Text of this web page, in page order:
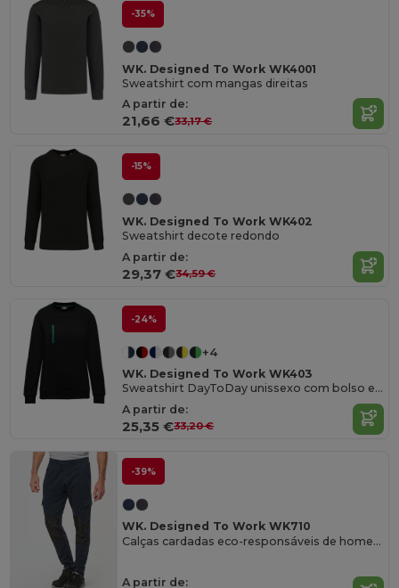
-35%
WK. Designed To Work WK4001
Sweatshirt com mangas direitas
A partir de:
21,66 €33,17 €
-15%
WK. Designed To Work WK402
Sweatshirt decote redondo
A partir de:
29,37 €34,59 €
-24%
+4
WK. Designed To Work WK403
Sweatshirt DayToDay unissexo com bolso em zip contraste
A partir de:
25,35 €33,20 €
-39%
WK. Designed To Work WK710
Calças cardadas eco-responsáveis de homem
A partir de: